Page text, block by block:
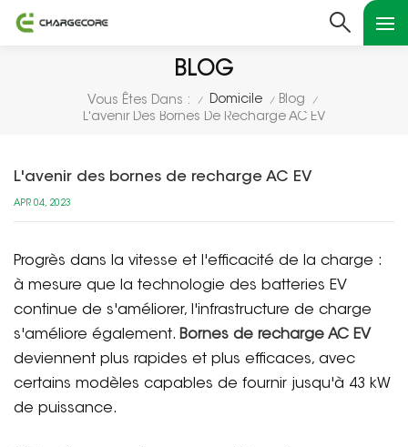
BLOG
Vous Êtes Dans : / Domicile / Blog /
L'avenir Des Bornes De Recharge AC EV
L'avenir des bornes de recharge AC EV
APR 04, 2023
Progrès dans la vitesse et l'efficacité de la charge :
à mesure que la technologie des batteries EV
continue de s'améliorer, l'infrastructure de charge
s'améliore également. Bornes de recharge AC EV
deviennent plus rapides et plus efficaces, avec
certains modèles capables de fournir jusqu'à 43 kW
de puissance.